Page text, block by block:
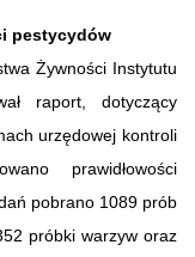
pestycydów
Żywności Instytutu
raport, dotyczący
urzędowej kontroli
prawidłowości
pobrano 1089 prób
próbki warzyw oraz